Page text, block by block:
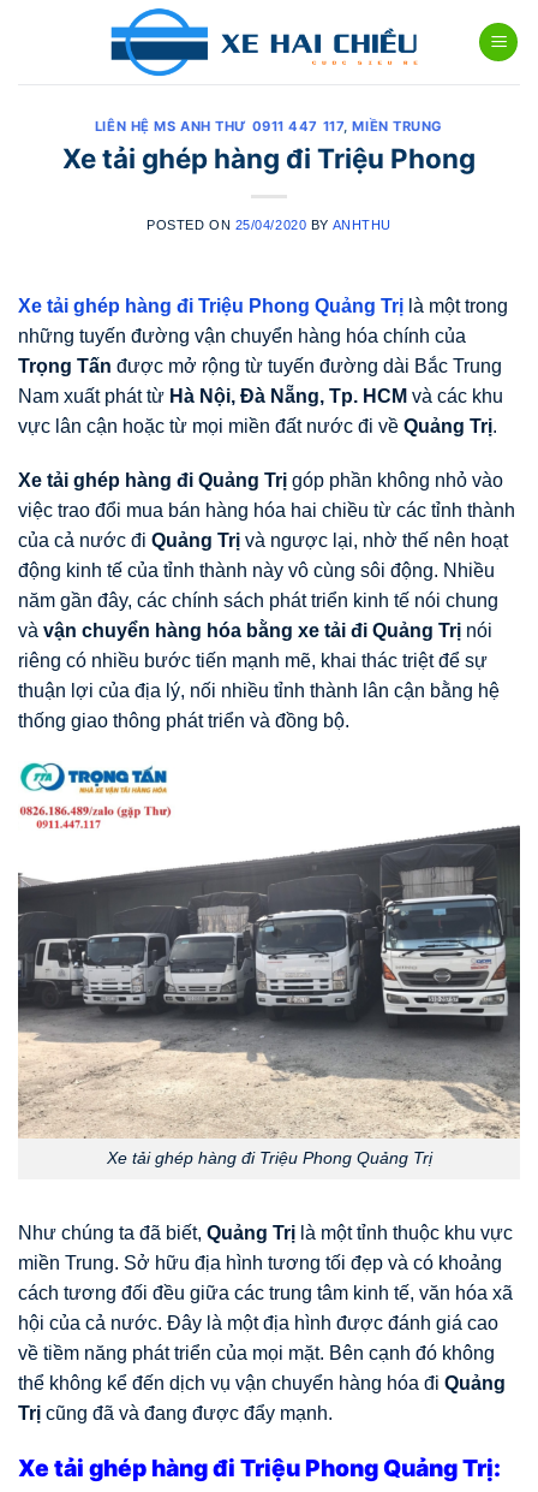
LIÊN HỆ MS ANH THƯ 0911 447 117,MIỀN TRUNG
Xe tải ghép hàng đi Triệu Phong
POSTED ON 25/04/2020 BY ANHTHU
Xe tải ghép hàng đi Triệu Phong Quảng Trị là một trong
những tuyến đường vận chuyển hàng hóa chính của
Trọng Tấn được mở rộng từ tuyến đường dài Bắc Trung
Nam xuất phát từ Hà Nội, Đà Nẵng, Tp. HCM và các khu
vực lân cận hoặc từ mọi miền đất nước đi về Quảng Trị.
Xe tải ghép hàng đi Quảng Trị góp phần không nhỏ vào
việc trao đổi mua bán hàng hóa hai chiều từ các tỉnh thành
của cả nước đi Quảng Trị và ngược lại, nhờ thế nên hoạt
động kinh tế của tỉnh thành này vô cùng sôi động. Nhiều
năm gần đây, các chính sách phát triển kinh tế nói chung
và vận chuyển hàng hóa bằng xe tải đi Quảng Trị nói
riêng có nhiều bước tiến mạnh mẽ, khai thác triệt để sự
thuận lợi của địa lý, nối nhiều tỉnh thành lân cận bằng hệ
thống giao thông phát triển và đồng bộ.
Xe tải ghép hàng đi Triệu Phong Quảng Trị
Như chúng ta đã biết, Quảng Trị là một tỉnh thuộc khu vực
miền Trung. Sở hữu địa hình tương tối đẹp và có khoảng
cách tương đối đều giữa các trung tâm kinh tế, văn hóa xã
hội của cả nước. Đây là một địa hình được đánh giá cao
về tiềm năng phát triển của mọi mặt. Bên cạnh đó không
thể không kể đến dịch vụ vận chuyển hàng hóa đi Quảng
Trị cũng đã và đang được đẩy mạnh.
Xe tải ghép hàng đi Triệu Phong Quảng Trị: